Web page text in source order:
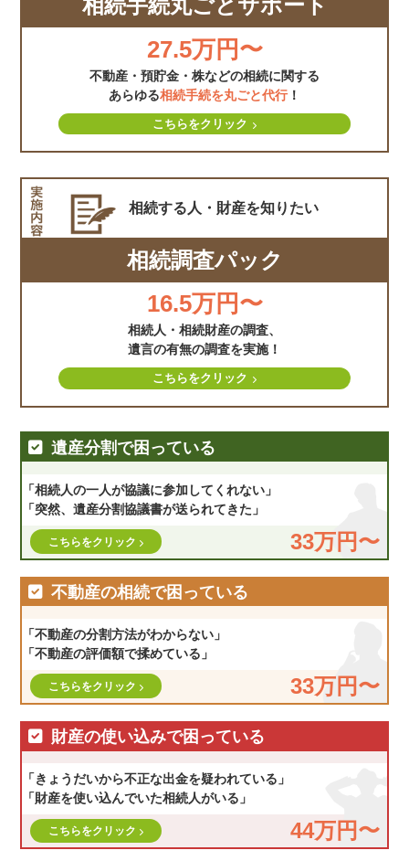
相続手続丸ごとサポート
27.5万円〜
不動産・預貯金・株などの相続に関する
あらゆる相続手続を丸ごと代行！
こちらをクリック
相続する人・財産を知りたい
相続調査パック
16.5万円〜
相続人・相続財産の調査、
遺言の有無の調査を実施！
こちらをクリック
遺産分割で困っている
「相続人の一人が協議に参加してくれない」
「突然、遺産分割協議書が送られてきた」
33万円〜
こちらをクリック
不動産の相続で困っている
「不動産の分割方法がわからない」
「不動産の評価額で揉めている」
33万円〜
こちらをクリック
財産の使い込みで困っている
「きょうだいから不正な出金を疑われている」
「財産を使い込んでいた相続人がいる」
44万円〜
こちらをクリック